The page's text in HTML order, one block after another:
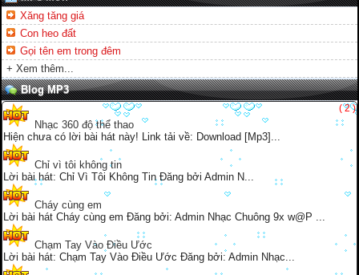
Xăng tăng giá
Con heo đất
Gọi tên em trong đêm
+ Xem thêm...
Blog MP3
Nhạc 360 độ thể thao
( 2 )
Hiện chưa có lời bài hát này! Link tải về: Download [Mp3]...
Chỉ vì tôi không tin
Lời bài hát: Chỉ Vì Tôi Không Tin Đăng bởi Admin N...
Cháy cùng em
Lời bài hát Cháy cùng em Đăng bởi: Admin Nhạc Chuông 9x w@P ...
Chạm Tay Vào Điều Ước
Lời bài hát: Chạm Tay Vào Điều Ước Đăng bởi: Admin Nhạc...